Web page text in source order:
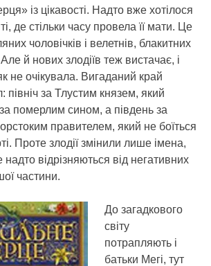
із цікавості. Надто вже хотілося
де стільки часу провела її мати. Це
чоловічків і велетнів, блакитних
й нових злодіїв теж вистачає, і
не очікувала. Вигаданий край
північ за Тлустим князем, який
померлим сином, а південь за
правителем, який не боїться
Проте злодії змінили лише імена,
надто відрізняються від негативних
частини.
До загадкового
світу
потрапляють і
батьки Мегі, тут